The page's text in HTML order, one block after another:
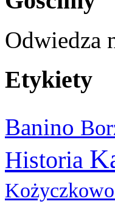
Odwiedza
Etykiety
Banino
Historia
Kożyczkowo